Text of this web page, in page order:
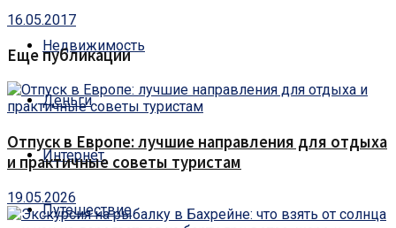
Недвижимость
Деньги
Интернет
Путешествие
16.05.2017
Еще публикации
Отпуск в Европе: лучшие направления для отдыха
и практичные советы туристам
19.05.2026